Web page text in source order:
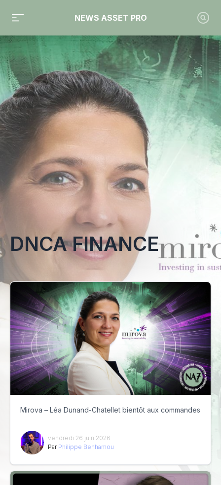
NEWS ASSET PRO
Toute l'actualité sur le tag "DNCA Finance"
DNCA FINANCE
Mirova – Léa Dunand-Chatellet bientôt aux commandes
vendredi 26 juin 2026
Par Philippe Benhamou